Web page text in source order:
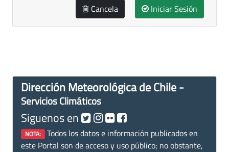
Cancela Iniciar Sesión
Dirección Meteorológica de Chile -
Servicios Climáticos
Siguenos en
NOTA: Todos los datos e información publicados en
este Portal son de acceso y uso público; no obstante,